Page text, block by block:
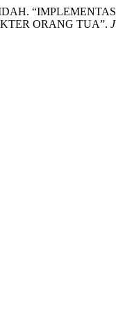
ORANG TUA”.